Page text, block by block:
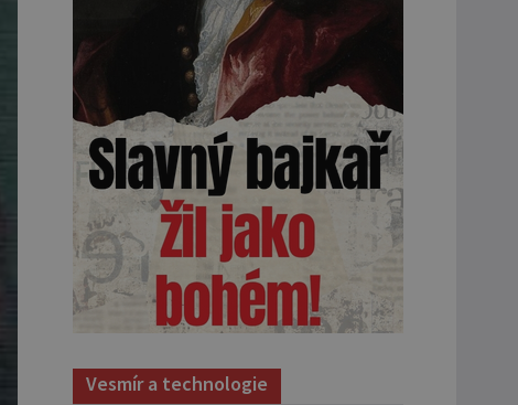
Vesmír a technologie